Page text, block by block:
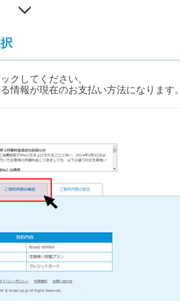
クしてください。
情報が現在のお支払い方法になります。